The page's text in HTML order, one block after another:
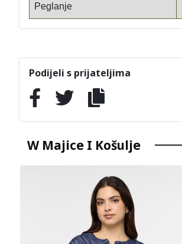
Peglanje
Podijeli s prijateljima
W Majice I Košulje